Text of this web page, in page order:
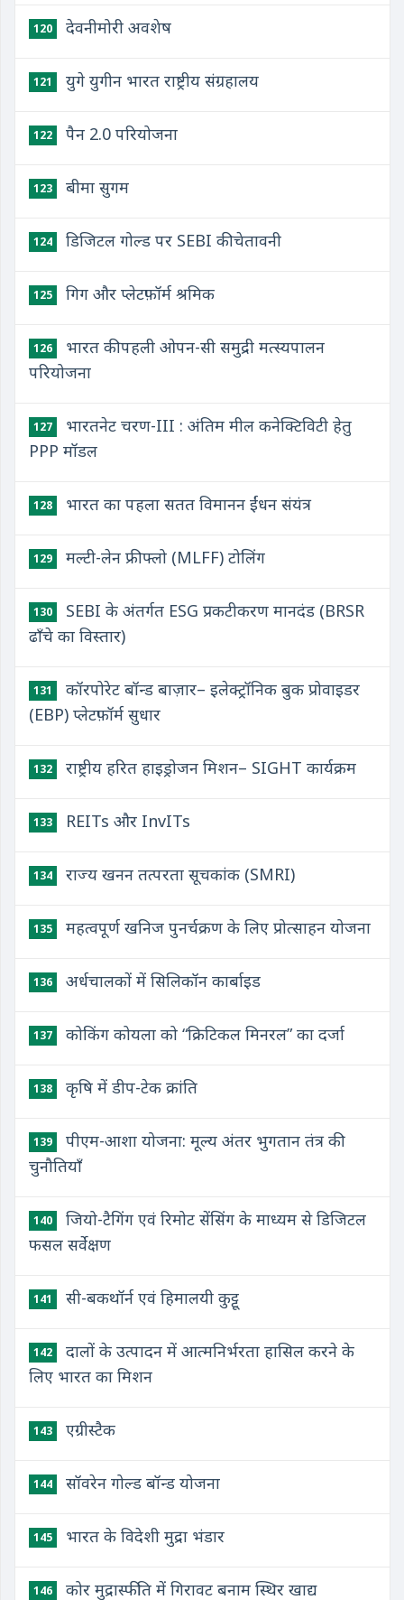
120 देवनीमोरी अवशेष
121 युगे युगीन भारत राष्ट्रीय संग्रहालय
122 पैन 2.0 परियोजना
123 बीमा सुगम
124 डिजिटल गोल्ड पर SEBI की चेतावनी
125 गिग और प्लेटफ़ॉर्म श्रमिक
126
भारत की पहली ओपन-सी समुद्री मत्स्यपालन
परियोजना
127
भारतनेट चरण-III : अंतिम मील कनेक्टिविटी हेतु
PPP मॉडल
128 भारत का पहला सतत विमानन ईंधन संयंत्र
129 मल्टी-लेन फ्री फ्लो (MLFF) टोलिंग
130
SEBI के अंतर्गत ESG प्रकटीकरण मानदंड (BRSR
ढाँचे का विस्तार)
131
कॉरपोरेट बॉन्ड बाज़ार– इलेक्ट्रॉनिक बुक प्रोवाइडर
(EBP) प्लेटफ़ॉर्म सुधार
132 राष्ट्रीय हरित हाइड्रोजन मिशन– SIGHT कार्यक्रम
133 REITs और InvITs
134 राज्य खनन तत्परता सूचकांक (SMRI)
135 महत्वपूर्ण खनिज पुनर्चक्रण के लिए प्रोत्साहन योजना
136 अर्धचालकों में सिलिकॉन कार्बाइड
137 कोकिंग कोयला को “क्रिटिकल मिनरल” का दर्जा
138 कृषि में डीप-टेक क्रांति
139
पीएम-आशा योजना: मूल्य अंतर भुगतान तंत्र की
चुनौतियाँ
140
जियो-टैगिंग एवं रिमोट सेंसिंग के माध्यम से डिजिटल
फसल सर्वेक्षण
141 सी-बकथॉर्न एवं हिमालयी कुट्टू
142
दालों के उत्पादन में आत्मनिर्भरता हासिल करने के
लिए भारत का मिशन
143 एग्रीस्टैक
144 सॉवरेन गोल्ड बॉन्ड योजना
145 भारत के विदेशी मुद्रा भंडार
146 कोर मुद्रास्फीति में गिरावट बनाम स्थिर खाद्य